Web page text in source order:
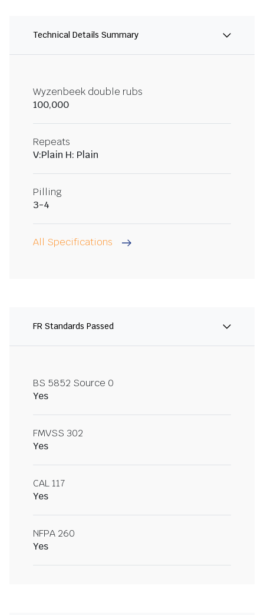
Technical Details Summary
Wyzenbeek double rubs
100,000
Repeats
V:Plain H: Plain
Pilling
3-4
All Specifications
FR Standards Passed
BS 5852 Source 0
Yes
FMVSS 302
Yes
CAL 117
Yes
NFPA 260
Yes